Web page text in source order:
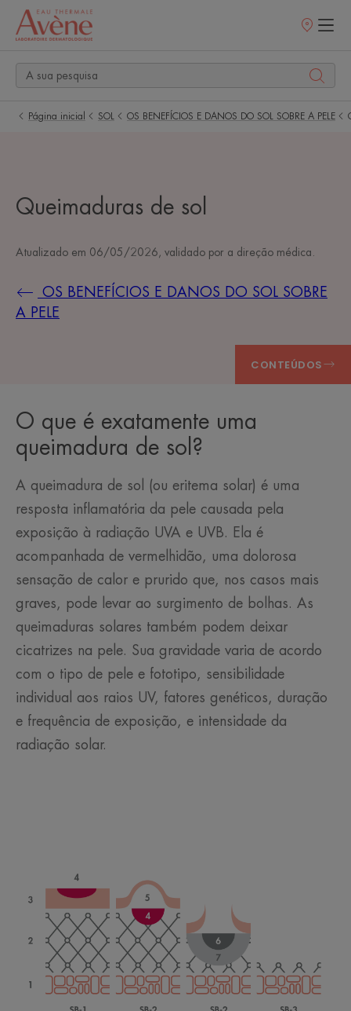
Pontos
Página inicial SOL OS BENEFÍCIOS E DANOS DO SOL SOBRE A PELE
Queimaduras de sol
Atualizado em 06/05/2026 , validado por a direção médica
OS BENEFÍCIOS E DANOS DO SOL SOBRE
A PELE
CONTEÚDOS
O que é exatamente uma
queimadura de sol?
A queimadura de sol (ou eritema solar) é uma
resposta inflamatória da pele causada pela
exposição à radiação UVA e UVB. Ela é
acompanhada de vermelhidão, uma dolorosa
sensação de calor e prurido que, nos casos mais
graves, pode levar ao surgimento de bolhas. As
queimaduras solares também podem deixar
cicatrizes na pele. Sua gravidade varia de acordo
com o tipo de pele e fototipo, sensibilidade
individual aos raios UV, fatores genéticos, duração
e frequência de exposição, e intensidade da
radiação solar.